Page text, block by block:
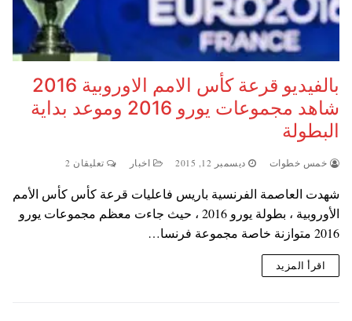
بالفيديو قرعة كأس الامم الاوروبية 2016
شاهد مجموعات يورو 2016 وموعد بداية
البطولة
خمس خطوات ديسمبر 12, 2015 اخبار تعليقان 2
شهدت العاصمة الفرنسية باريس فاعليات قرعة كأس كأس الأمم
الأوروبية ، بطولة يورو 2016 ، حيث جاءت معظم مجموعات يورو
2016 متوازنة خاصة مجموعة فرنسا…
اقرأ المزيد